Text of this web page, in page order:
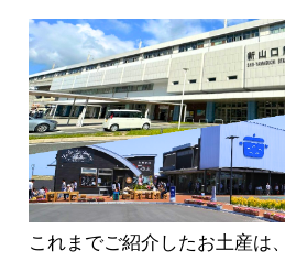
これまでご紹介したお土産は